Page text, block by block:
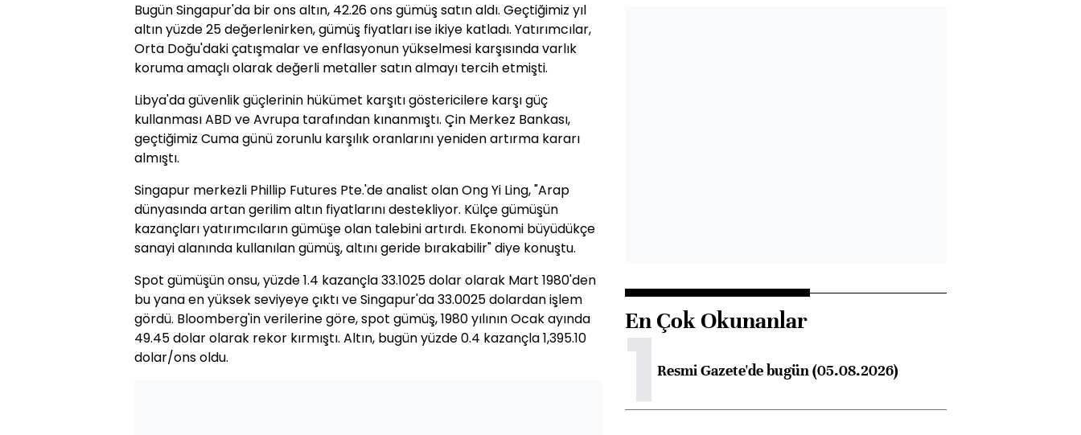
Bugün Singapur'da bir ons altın, 42.26 ons gümüş satın aldı. Geçtiğimiz yıl
altın yüzde 25 değerlenirken, gümüş fiyatları ise ikiye katladı. Yatırımcılar,
Orta Doğu'daki çatışmalar ve enflasyonun yükselmesi karşısında varlık
koruma amaçlı olarak değerli metaller satın almayı tercih etmişti.
Libya'da güvenlik güçlerinin hükümet karşıtı göstericilere karşı güç
kullanması ABD ve Avrupa tarafından kınanmıştı. Çin Merkez Bankası,
geçtiğimiz Cuma günü zorunlu karşılık oranlarını yeniden artırma kararı
almıştı.
Singapur merkezli Phillip Futures Pte.'de analist olan Ong Yi Ling, "Arap
dünyasında artan gerilim altın fiyatlarını destekliyor. Külçe gümüşün
kazançları yatırımcıların gümüşe olan talebini artırdı. Ekonomi büyüdükçe
sanayi alanında kullanılan gümüş, altını geride bırakabilir" diye konuştu.
Spot gümüşün onsu, yüzde 1.4 kazançla 33.1025 dolar olarak Mart 1980'den
bu yana en yüksek seviyeye çıktı ve Singapur'da 33.0025 dolardan işlem
gördü. Bloomberg'in verilerine göre, spot gümüş, 1980 yılının Ocak ayında
49.45 dolar olarak rekor kırmıştı. Altın, bugün yüzde 0.4 kazançla 1,395.10
dolar/ons oldu.
En Çok Okunanlar
1Resmi Gazete'de bugün (05.08.2026)